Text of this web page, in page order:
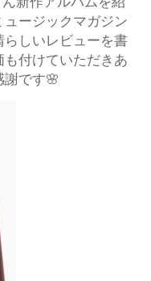
ージックマガジン
しいレビューを書
付けていただきあ
です🌸